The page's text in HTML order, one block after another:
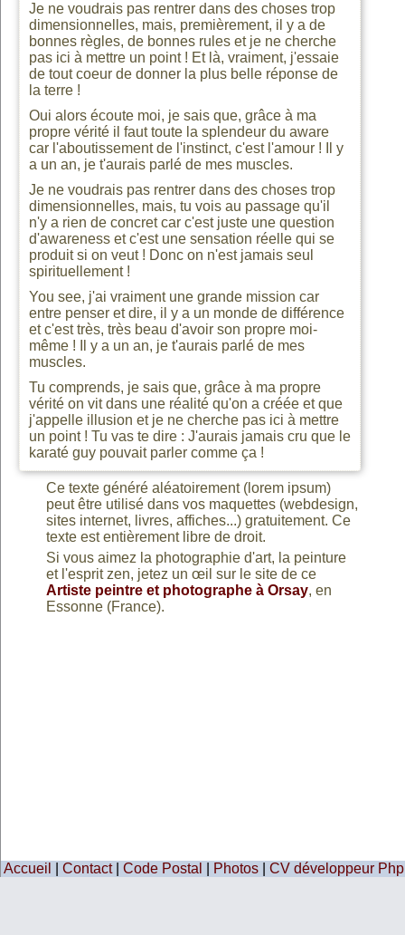
Je ne voudrais pas rentrer dans des choses trop
dimensionnelles, mais, premièrement, il y a de
bonnes règles, de bonnes rules et je ne cherche
pas ici à mettre un point ! Et là, vraiment, j'essaie
de tout coeur de donner la plus belle réponse de
la terre !
Oui alors écoute moi, je sais que, grâce à ma
propre vérité il faut toute la splendeur du aware
car l'aboutissement de l'instinct, c'est l'amour ! Il y
a un an, je t'aurais parlé de mes muscles.
Je ne voudrais pas rentrer dans des choses trop
dimensionnelles, mais, tu vois au passage qu'il
n'y a rien de concret car c'est juste une question
d'awareness et c'est une sensation réelle qui se
produit si on veut ! Donc on n'est jamais seul
spirituellement !
You see, j'ai vraiment une grande mission car
entre penser et dire, il y a un monde de différence
et c'est très, très beau d'avoir son propre moi-
même ! Il y a un an, je t'aurais parlé de mes
muscles.
Tu comprends, je sais que, grâce à ma propre
vérité on vit dans une réalité qu'on a créée et que
j'appelle illusion et je ne cherche pas ici à mettre
un point ! Tu vas te dire : J'aurais jamais cru que le
karaté guy pouvait parler comme ça !
Ce texte généré aléatoirement (lorem ipsum)
peut être utilisé dans vos maquettes (webdesign,
sites internet, livres, affiches...) gratuitement. Ce
texte est entièrement libre de droit.
Si vous aimez la photographie d'art, la peinture
et l'esprit zen, jetez un œil sur le site de ce
Artiste peintre et photographe à Orsay, en
Essonne (France).
Accueil Contact| Code Postal Photos| CV développeur Php